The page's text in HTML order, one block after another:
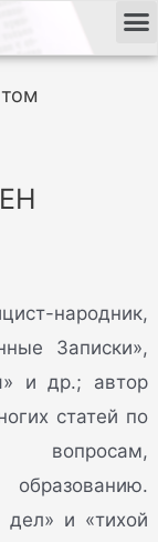
народник,
Записки»,
и др.; автор
статей по
вопросам,
дел» и «тихой